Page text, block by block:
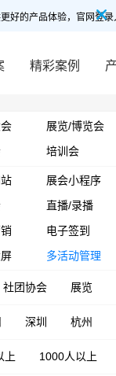
好的产品体验，官网登
精彩案例
展览/博览会
培训会
展会小程序
直播/录播
电子签到
多活动管理
社团协会 展览
深圳 杭州
上 1000人以上